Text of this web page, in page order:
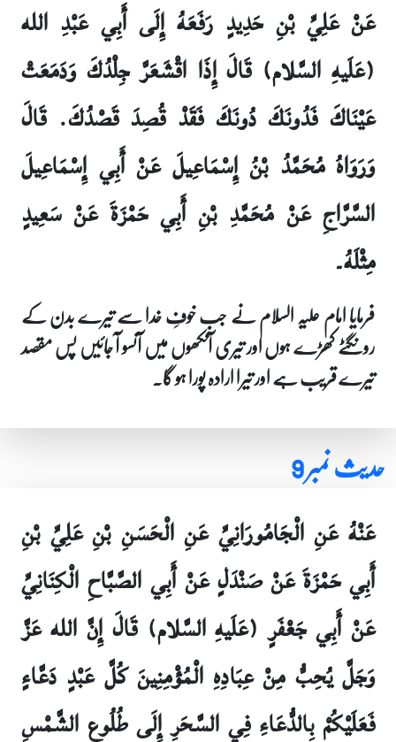
عَنْ عَلِيِّ بْنِ حَدِيدٍ رَفَعَهُ إِلَى أَبِي عَبْدِ الله
(عَلَيهِ السَّلام) قَالَ إِذَا اقْشَعَرَّ جِلْدُكَ وَدَمَعَتْ
عَيْنَاكَ فَدُونَكَ دُونَكَ فَقَدْ قُصِدَ قَصْدُكَ‏. قَالَ
وَرَوَاهُ مُحَمَّدُ بْنُ إِسْمَاعِيلَ عَنْ أَبِي إِسْمَاعِيلَ
السَّرَّاجِ عَنْ مُحَمَّدِ بْنِ أَبِي حَمْزَةَ عَنْ سَعِيدٍ
مِثْلَهُ۔
فرمایا امام علیہ السلام نے جب خوفِ خدا سے تیرے بدن کے
رونگٹے کھڑے ہوں اور تیری آنکھوں میں آنسو آ جائیں پس مقصد
تیرے قریب ہے اور تیرا ارادہ پورا ہو گا۔
حدیث نمبر 9
عَنْهُ عَنِ الْجَامُورَانِيِّ عَنِ الْحَسَنِ بْنِ عَلِيِّ بْنِ
أَبِي حَمْزَةَ عَنْ صَنْدَلٍ عَنْ أَبِي الصَّبَّاحِ الْكِنَانِيِّ
عَنْ أَبِي جَعْفَرٍ (عَلَيهِ السَّلام) قَالَ إِنَّ الله عَزَّ
وَجَلَّ يُحِبُّ مِنْ عِبَادِهِ الْمُؤْمِنِينَ كُلَّ عَبْدٍ دَعَّاءٍ
فَعَلَيْكُمْ بِالدُّعَاءِ فِي السَّحَرِ إِلَى طُلُوعِ الشَّمْسِ